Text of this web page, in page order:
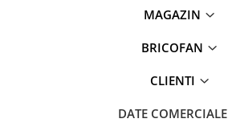
Articole si accesorii pentru baie
MAGAZIN
BRICOFAN
CLIENTI
DATE COMERCIALE